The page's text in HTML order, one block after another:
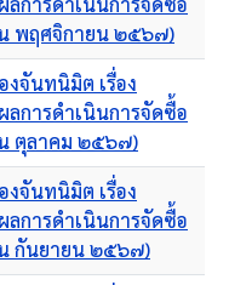
พฤศจิกายน ๒๕๖๗)
งจันทนิมิต เรื่อง
การดำเนินการจัดซื้อ
ตุลาคม ๒๕๖๗)
งจันทนิมิต เรื่อง
การดำเนินการจัดซื้อ
กันยายน ๒๕๖๗)